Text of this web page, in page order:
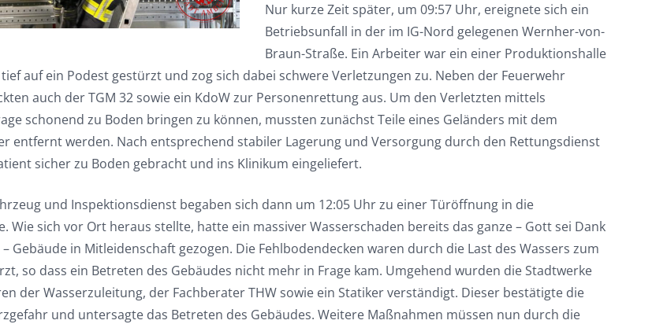
Nur kurze Zeit später, um 09:57 Uhr, ereignete sich ein
Betriebsunfall in der im IG-Nord gelegenen Wernher-von-
Braun-Straße. Ein Arbeiter war ein einer Produktionshalle
auf ein Podest gestürzt und zog sich dabei schwere Verletzungen zu. Neben der Feuerwehr
auch der TGM 32 sowie ein KdoW zur Personenrettung aus. Um den Verletzten mittels
schonend zu Boden bringen zu können, mussten zunächst Teile eines Geländers mit dem
entfernt werden. Nach entsprechend stabiler Lagerung und Versorgung durch den Rettungsdienst
sicher zu Boden gebracht und ins Klinikum eingeliefert.
und Inspektionsdienst begaben sich dann um 12:05 Uhr zu einer Türöffnung in die
Wie sich vor Ort heraus stellte, hatte ein massiver Wasserschaden bereits das ganze – Gott sei Dank
Gebäude in Mitleidenschaft gezogen. Die Fehlbodendecken waren durch die Last des Wassers zum
so dass ein Betreten des Gebäudes nicht mehr in Frage kam. Umgehend wurden die Stadtwerke
der Wasserzuleitung, der Fachberater THW sowie ein Statiker verständigt. Dieser bestätigte die
und untersagte das Betreten des Gebäudes. Weitere Maßnahmen müssen nun durch die